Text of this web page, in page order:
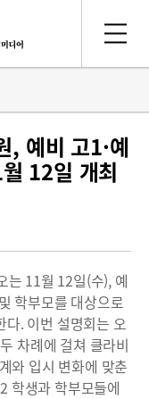
, 예비 고1·예
12일 개최
는 11월 12일(수), 예
학부모를 대상으로
다. 이번 설명회는 오
차례에 걸쳐 클라비
와 입시 변화에 맞춘
학생과 학부모들에